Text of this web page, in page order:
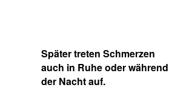
Später treten Schmerzen
auch in Ruhe oder während
der Nacht auf.